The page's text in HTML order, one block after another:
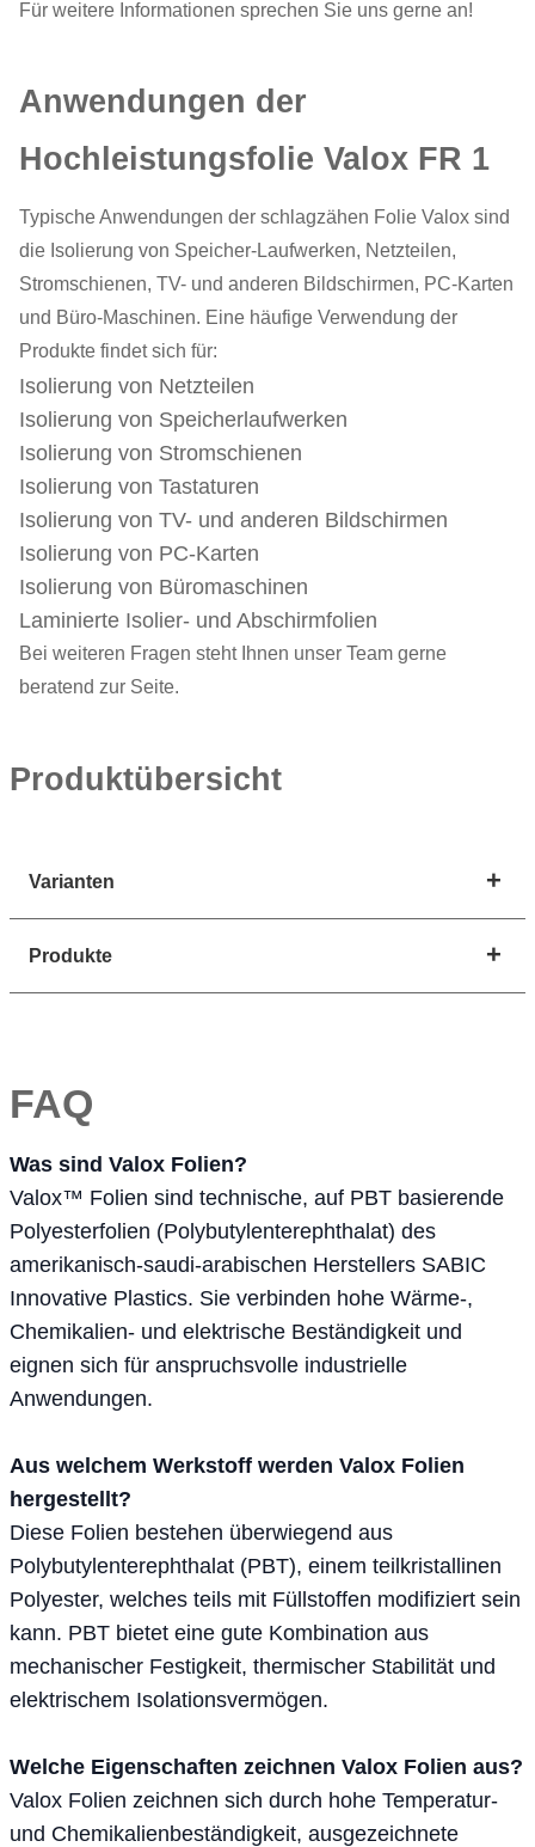
Für weitere Informationen sprechen Sie uns gerne an!
Anwendungen der
Hochleistungsfolie Valox FR 1
Typische Anwendungen der schlagzähen Folie Valox sind
die Isolierung von Speicher-Laufwerken, Netzteilen,
Stromschienen, TV- und anderen Bildschirmen, PC-Karten
und Büro-Maschinen. Eine häufige Verwendung der
Produkte findet sich für:
Isolierung von Netzteilen
Isolierung von Speicherlaufwerken
Isolierung von Stromschienen
Isolierung von Tastaturen
Isolierung von TV- und anderen Bildschirmen
Isolierung von PC-Karten
Isolierung von Büromaschinen
Laminierte Isolier- und Abschirmfolien
Bei weiteren Fragen steht Ihnen unser Team gerne
beratend zur Seite.
Produktübersicht
Varianten
Produkte
FAQ
Was sind Valox Folien?
Valox™ Folien sind technische, auf PBT basierende
Polyesterfolien (Polybutylenterephthalat) des
amerikanisch-saudi-arabischen Herstellers SABIC
Innovative Plastics. Sie verbinden hohe Wärme-,
Chemikalien- und elektrische Beständigkeit und
eignen sich für anspruchsvolle industrielle
Anwendungen.
Aus welchem Werkstoff werden Valox Folien
hergestellt?
Diese Folien bestehen überwiegend aus
Polybutylenterephthalat (PBT), einem teilkristallinen
Polyester, welches teils mit Füllstoffen modifiziert sein
kann. PBT bietet eine gute Kombination aus
mechanischer Festigkeit, thermischer Stabilität und
elektrischem Isolationsvermögen.
Welche Eigenschaften zeichnen Valox Folien aus?
Valox Folien zeichnen sich durch hohe Temperatur-
und Chemikalienbeständigkeit, ausgezeichnete